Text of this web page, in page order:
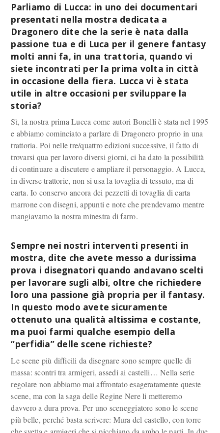
Parliamo di Lucca: in uno dei documentari
presentati nella mostra dedicata a
Dragonero dite che la serie è nata dalla
passione tua e di Luca per il genere fantasy
molti anni fa, in una trattoria, quando vi
siete incontrati per la prima volta in città
in occasione della fiera. Lucca vi è stata
utile in altre occasioni per sviluppare la
storia?
Sì, la nostra prima Lucca come autori Bonelli è stata nel 1995
e abbiamo cominciato a parlare di Dragonero proprio in una
trattoria. Poi nelle tre/quattro edizioni successive, il fatto di
trovarsi qua per lavoro diversi giorni, ci ha dato la possibilità
di continuare a discutere e ampliare il personaggio. A Lucca,
in diverse trattorie, non si usa la tovaglia di tessuto, ma di
carta. Io conservo ancora dei pezzetti di tovaglia di carta
marrone con disegni, appunti e note che prendevamo mentre
mangiavamo la nostra minestra di farro.
Sempre nei nostri interventi presenti in
mostra, dite che avete messo a durissima
prova i disegnatori quando andavano scelti
per lavorare sugli albi, oltre che richiedere
loro una passione già propria per il fantasy.
In questo modo avete sicuramente
ottenuto una qualità altissima e costante,
ma puoi farmi qualche esempio della
“perfidia” delle scene richieste?
Le scene più difficili da disegnare sono sempre quelle di
massa: scontri tra armigeri, assedi ai castelli… Nella serie
regolare non abbiamo mai affrontato esageratamente queste
scene, ma con la saga delle Regine Nere li metteremo
davvero a dura prova. Per uno sceneggiatore sono le scene
più belle, perché basta scrivere: Mura del castello, con torre